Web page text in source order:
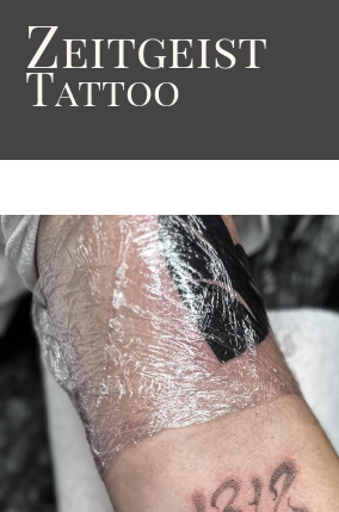
Zeitgeist
Tattoo